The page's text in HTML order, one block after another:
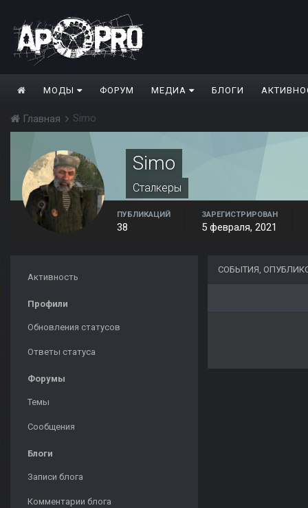
МОДЫ ФОРУМ МЕДИА БЛОГИ
Главная Simo
Simo
Сталкеры
ПУБЛИКАЦИЙ
38
ЗАРЕГИСТРИРОВАН
5 февраля, 2021
Активность
Профили
Обновления статусов
Ответы статуса
Форумы
Темы
Сообщения
Блоги
Записи блога
Комментарии блога
СОБЫТИЯ,